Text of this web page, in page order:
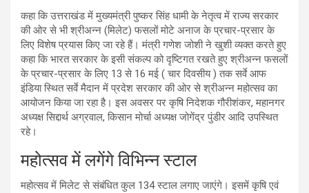
कहा कि उत्तराखंड में मुख्यमंत्री पुष्कर सिंह धामी के नेतृत्व में राज्य सरकार
की ओर से भी श्रीअन्न (मिलेट) फसलों मोटे अनाज के प्रचार-प्रसार के
लिए विशेष प्रयास किए जा रहे हैं। मंत्री गणेश जोशी ने खुशी व्यक्त करते हुए
कहा कि भारत सरकार के इसी संकल्प को दृष्टिगत रखते हुए श्रीअन्न फसलों
के प्रचार-प्रसार के लिए 13 से 16 मई ( चार दिवसीय ) तक सर्वे आफ
इंडिया स्थित सर्वे मैदान में प्रदेश सरकार की ओर से श्रीअन्न महोत्सव का
आयोजन किया जा रहा है। इस अवसर पर कृषि निदेशक गौरीशंकर, महानगर
अध्यक्ष सिद्दार्थ अग्रवाल, किसान मोर्चा अध्यक्ष जोगेंद्र पुंडीर आदि उपस्थित
रहे।
महोत्सव में लगेंगे विभिन्न स्टाल
महोत्सव में मिलेट से संबंधित कुल 134 स्टाल लगाए जाएंगे। इसमें कृषि एवं